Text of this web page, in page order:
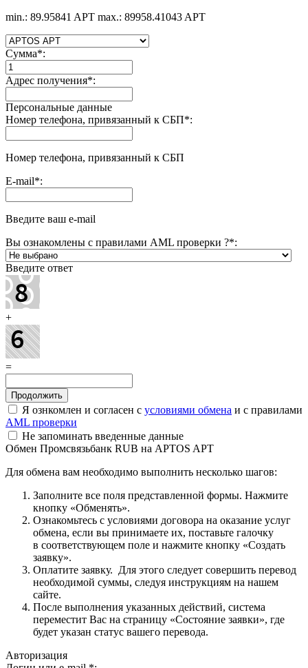
min.: 89.95841 APT max.: 89958.41043 APT
Сумма*:
Адрес получения*:
Персональные данные
Номер телефона, привязанный к СБП*:
Номер телефона, привязанный к СБП
E-mail*:
Введите ваш e-mail
Вы ознакомлены с правилами AML проверки ?*:
Введите ответ
+
=
Я ознкомлен и согласен с условиями обмена и с правилами
AML проверки
Не запоминать введенные данные
Обмен Промсвязьбанк RUB на APTOS APT
Для обмена вам необходимо выполнить несколько шагов:
Заполните все поля представленной формы. Нажмите
кнопку «Обменять».
Ознакомьтесь с условиями договора на оказание услуг
обмена, если вы принимаете их, поставьте галочку
в соответствующем поле и нажмите кнопку «Создать
заявку».
Оплатите заявку. Для этого следует совершить перевод
необходимой суммы, следуя инструкциям на нашем
сайте.
После выполнения указанных действий, система
переместит Вас на страницу «Состояние заявки», где
будет указан статус вашего перевода.
Авторизация